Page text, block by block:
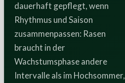
dauerhaft gepflegt, wenn
Rhythmus und Saison
zusammenpassen: Rasen
braucht in der
Wachstumsphase andere
Intervalle als im Hochsommer,